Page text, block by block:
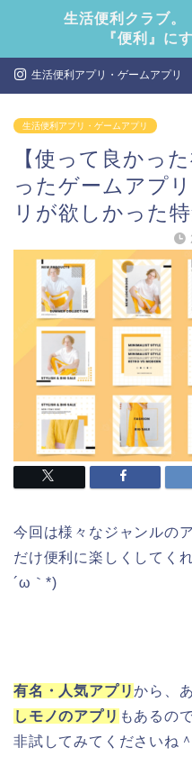
生活便利クラブ。
『便利』に
生活便利アプリ・ゲームアプリ
生活便利アプリ・ゲームアプリ
【使って良かっ
ったゲームアプ
リが欲しかった特
今回は様々なジャンルの
だけ便利に楽しくしてく
´ω｀*)
有名・人気アプリから、
しモノのアプリ もあるの
非試してみてくださいね